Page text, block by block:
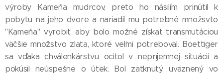
výroby Kameňa mudrcov, preto ho násilím prinútil k
pobytu na jeho dvore a nariadil mu potrebné množsvto
"Kameňa" vyrobiť, aby bolo možné získať transmutáciou
väčšie množstvo zlata, ktoré veľmi potreboval. Boettiger
sa vďaka chválenkárstvu ocitol v nepríjemnej situácii a
pokúsil neúspešne o útek. Bol zatknutý, uväznený vo